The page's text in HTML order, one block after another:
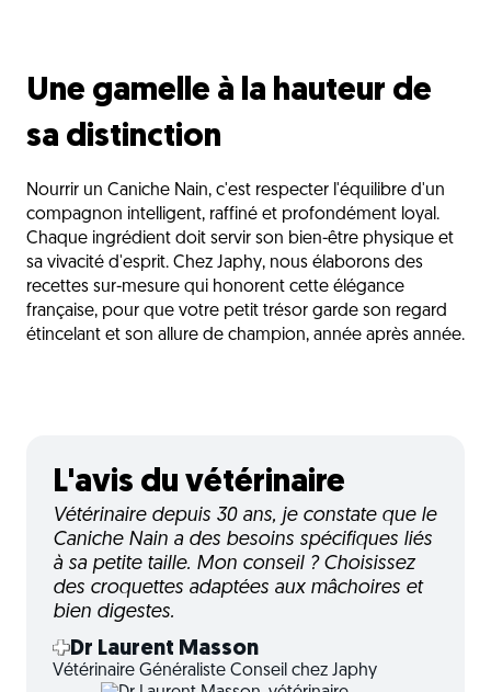
Une gamelle à la hauteur de
sa distinction
Nourrir un Caniche Nain, c'est respecter l'équilibre d'un
compagnon intelligent, raffiné et profondément loyal.
Chaque ingrédient doit servir son bien-être physique et
sa vivacité d'esprit. Chez Japhy, nous élaborons des
recettes sur-mesure qui honorent cette élégance
française, pour que votre petit trésor garde son regard
étincelant et son allure de champion, année après année.
L'avis du vétérinaire
Vétérinaire depuis 30 ans, je constate que le
Caniche Nain a des besoins spécifiques liés
à sa petite taille. Mon conseil ? Choisissez
des croquettes adaptées aux mâchoires et
bien digestes.
Dr Laurent Masson
Vétérinaire Généraliste Conseil chez Japhy